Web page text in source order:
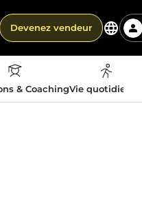
Devenez vendeur
& CoachingVie